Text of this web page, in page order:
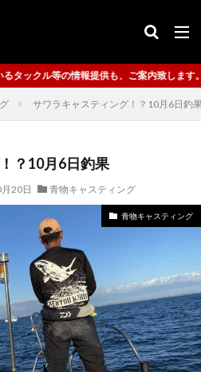
す。
サワラキャスティング！？10月6日釣
？10月6日釣果
20日 青物キャスティング
青物キャスティング